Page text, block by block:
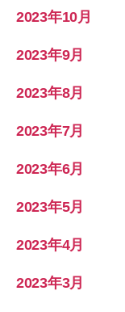
2023年10月
2023年9月
2023年8月
2023年7月
2023年6月
2023年5月
2023年4月
2023年3月